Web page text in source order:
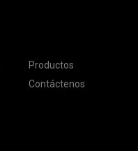
Productos
Contáctenos